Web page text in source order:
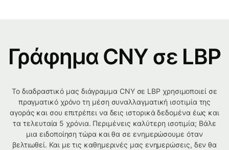
Γράφημα CNY σε LBP
Το διαδραστικό μας διάγραμμα CNY σε LBP χρησιμοποιεί σε
πραγματικό χρόνο τη μέση συναλλαγματική ισοτιμία της
αγοράς και σου επιτρέπει να δεις ιστορικά δεδομένα έως και
τα τελευταία 5 χρόνια. Περιμένεις καλύτερη ισοτιμία; Βάλε
μια ειδοποίηση τώρα και θα σε ενημερώσουμε όταν
βελτιωθεί. Και με τις καθημερινές μας ενημερώσεις, δεν θα